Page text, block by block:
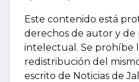
Este contenido está
derechos de autor y de
intelectual. Se prohíbe
redistribución del
escrito de Noticias de